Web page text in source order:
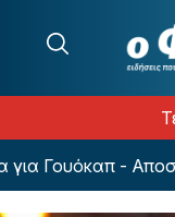
Γουόκαπ -